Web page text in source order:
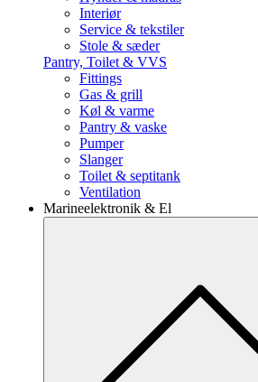
Interiør
Service & tekstiler
Stole & sæder
Pantry, Toilet & VVS
Fittings
Gas & grill
Køl & varme
Pantry & vaske
Pumper
Slanger
Toilet & septitank
Ventilation
Marineelektronik & El